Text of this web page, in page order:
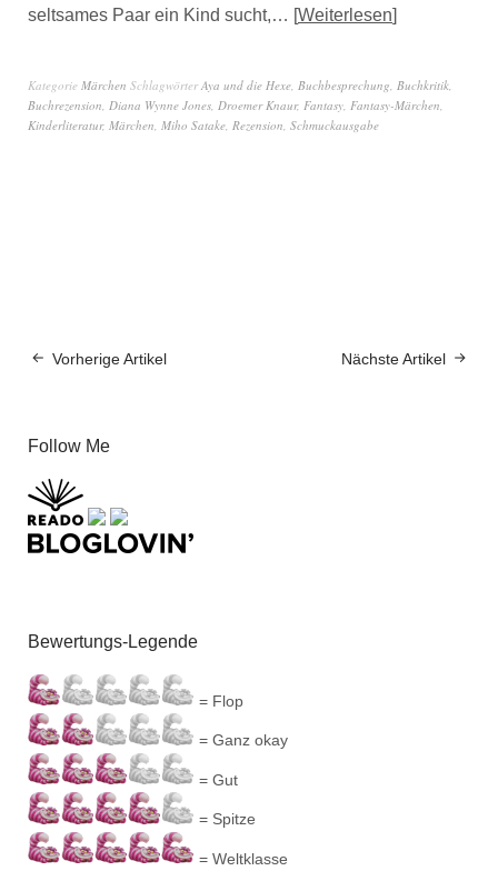
seltsames Paar ein Kind sucht,… Weiterlesen
Kategorie Märchen SchlagwörterAya und die Hexe Buchbesprechung Buchkritik
Buchrezension Diana Wynne Jones Droemer Knaur, Fantasy Fantasy-Märchen
Kinderliteratur, Märchen Miho Satake Rezension Schmuckausgabe
Vorherige Artikel Nächste Artikel
Follow Me
Bewertungs-Legende
= Flop
= Ganz okay
= Gut
= Spitze
= Weltklasse